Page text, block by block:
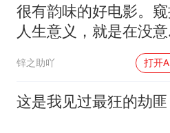
很有韵味的好电影。
人生意义，就是在没意
锌之助吖 打开
这是我见过最狂的劫匪